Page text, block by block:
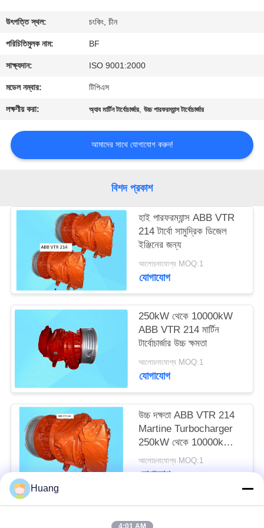
যোগাযোগ
করুন
খবর
সাইট
ম্যাপ
POLICY
উৎপত্তি স্থল: চংকিং, চীন
পরিচিতিমুলক নাম: BF
সাক্ষ্যদান: ISO 9001:2000
মডেল নম্বার: টিপিএস
লক্ষণীয় করা: অ্যাব মার্টিন টার্বোচার্জার,উচ্চ পারফরম্যান্স টার্বোচার্জার
আমাদের সাথে যোগাযোগ করুন!
বিশদ প্রকাশ
হাই পারফরম্যান্স ABB VTR
214 টার্বো সামুদ্রিক ডিজেল
ইঞ্জিনের জন্য
আলোচনাযোগ্য MOQ:1
যোগাযোগ
250kW থেকে 10000kW
ABB VTR 214 মার্টিন
টার্বোচার্জার উচ্চ ক্ষমতা
আলোচনাযোগ্য MOQ:1
যোগাযোগ
উচ্চ দক্ষতা ABB VTR 214
Martine Turbocharger
250kW থেকে 10000kW
আলোচনাযোগ্য MOQ:1
যোগাযোগ
Huang
4:01 AM